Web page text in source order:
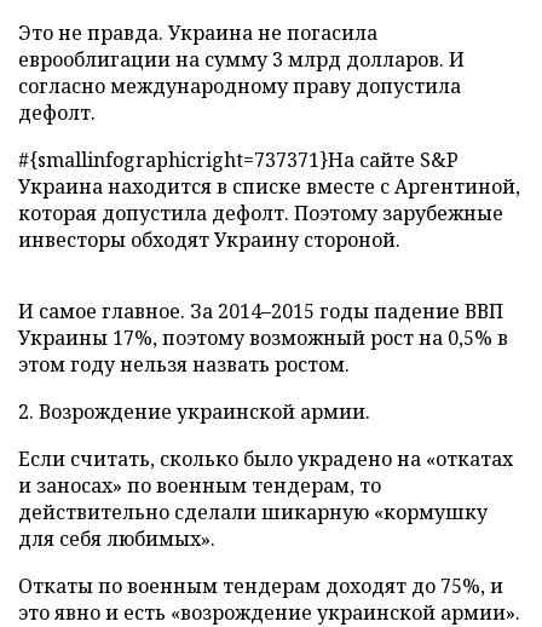
Это не правда. Украина не погасила
еврооблигации на сумму 3 млрд долларов. И
согласно международному праву допустила
дефолт.
#{smallinfographicright=737371}На сайте S&P
Украина находится в списке вместе с Аргентиной,
которая допустила дефолт. Поэтому зарубежные
инвесторы обходят Украину стороной.
И самое главное. За 2014–2015 годы падение ВВП
Украины 17%, поэтому возможный рост на 0,5% в
этом году нельзя назвать ростом.
2. Возрождение украинской армии.
Если считать, сколько было украдено на «откатах
и заносах» по военным тендерам, то
действительно сделали шикарную «кормушку
для себя любимых».
Откаты по военным тендерам доходят до 75%, и
это явно и есть «возрождение украинской армии».